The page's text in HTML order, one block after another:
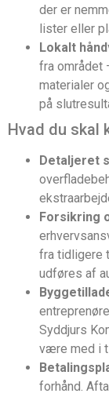
der er
lister eller
Lokalt
fra området
materialer
på
Hvad du skal
Detaljeret
Forsikring
fra tidligere
udføres af
Syddjurs
være med i
forhånd.